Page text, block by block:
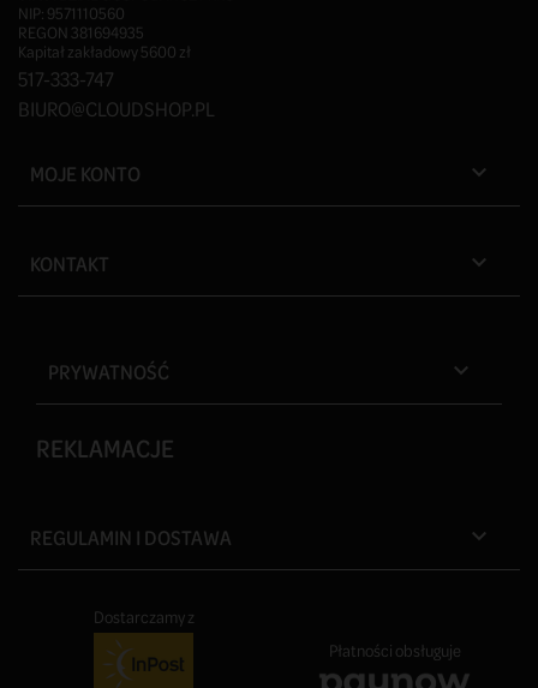
NIP: 9571110560
REGON 381694935
Kapitał zakładowy 5600 zł
517-333-747
BIURO@CLOUDSHOP.PL
MOJE KONTO 
KONTAKT 
PRYWATNOŚĆ 
REKLAMACJE
REGULAMIN I DOSTAWA 
Dostarczamy z
Płatności obsługuje